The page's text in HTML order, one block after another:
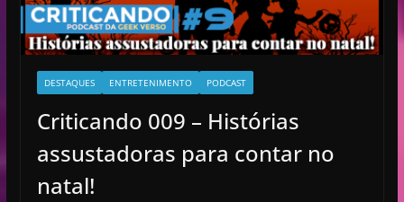
DESTAQUES ENTRETENIMENTO PODCAST
Criticando 009 – Histórias
assustadoras para contar no
natal!